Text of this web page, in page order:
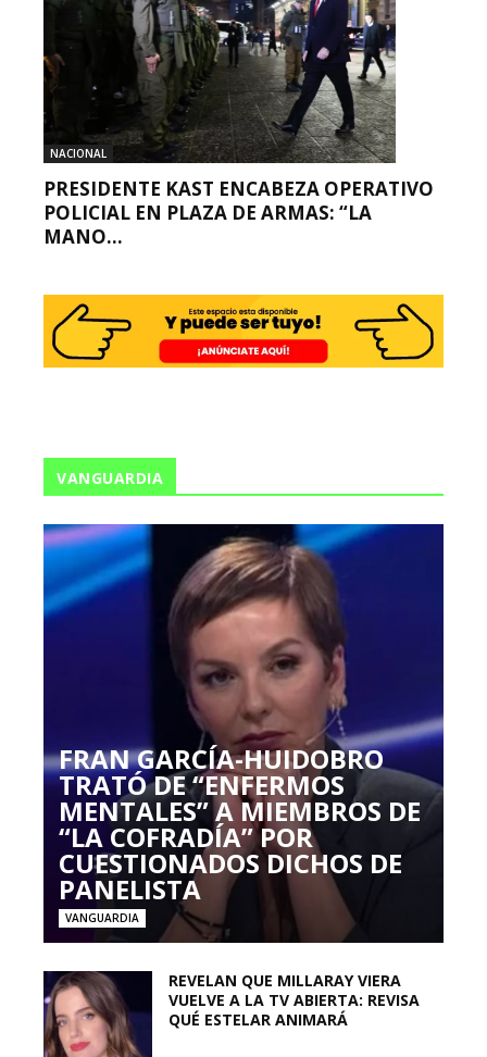
NACIONAL
PRESIDENTE KAST ENCABEZA OPERATIVO
POLICIAL EN PLAZA DE ARMAS: “LA
MANO...
VANGUARDIA
FRAN GARCÍA-HUIDOBRO
TRATÓ DE “ENFERMOS
MENTALES” A MIEMBROS DE
“LA COFRADÍA” POR
CUESTIONADOS DICHOS DE
PANELISTA
VANGUARDIA
REVELAN QUE MILLARAY VIERA
VUELVE A LA TV ABIERTA: REVISA
QUÉ ESTELAR ANIMARÁ